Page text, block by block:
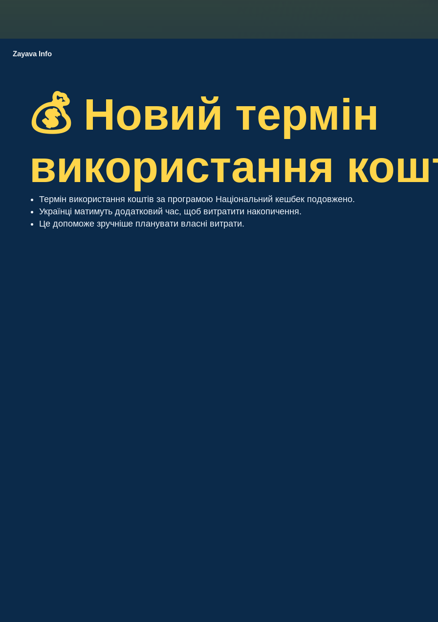
Zayava Info
💰 Новий термін
використання
Термін використання коштів за програмою Національний кешбек подовжено.
Українці матимуть додатковий час, щоб витратити накопичення.
Це допоможе зручніше планувати власні витрати.